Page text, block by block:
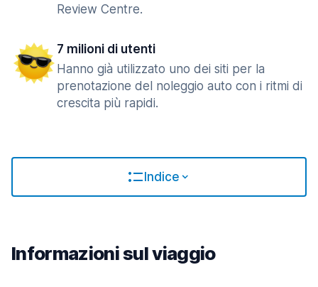
Review Centre.
7 milioni di utenti
Hanno già utilizzato uno dei siti per la
prenotazione del noleggio auto con i ritmi di
crescita più rapidi.
Indice
Informazioni sul viaggio